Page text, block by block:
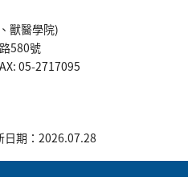
獸醫學院)
580號
05-2717095
日期：2026.07.28